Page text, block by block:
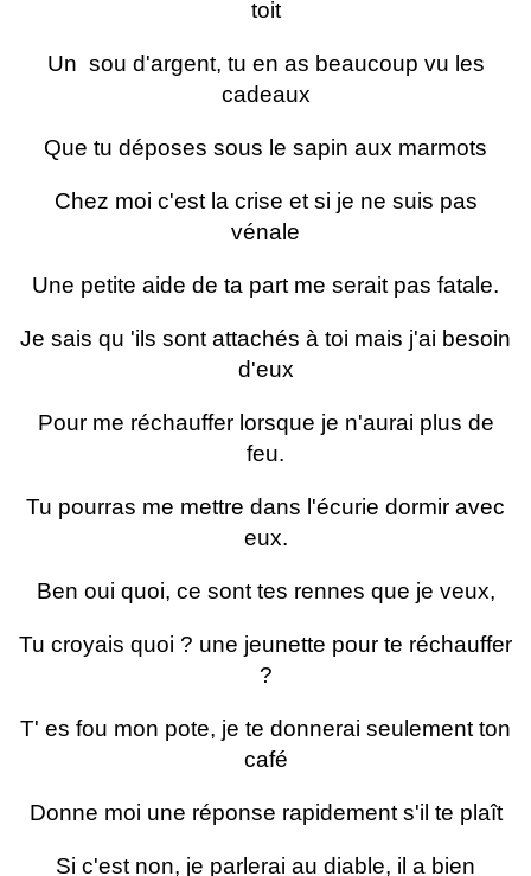
toit
Un sou d'argent, tu en as beaucoup vu les
cadeaux
Que tu déposes sous le sapin aux marmots
Chez moi c'est la crise et si je ne suis pas
vénale
Une petite aide de ta part me serait pas fatale.
Je sais qu 'ils sont attachés à toi mais j'ai besoin
d'eux
Pour me réchauffer lorsque je n'aurai plus de
feu.
Tu pourras me mettre dans l'écurie dormir avec
eux.
Ben oui quoi, ce sont tes rennes que je veux,
Tu croyais quoi ? une jeunette pour te réchauffer
?
T' es fou mon pote, je te donnerai seulement ton
café
Donne moi une réponse rapidement s'il te plaît
Si c'est non, je parlerai au diable, il a bien